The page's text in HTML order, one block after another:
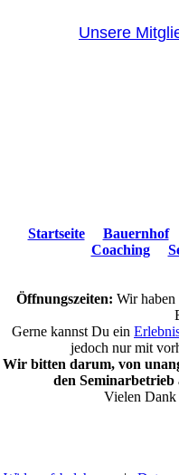
Unsere
Startseite Bauernhof
Coaching
Öffnungszeiten: Wir
Gerne kannst Du ein
jedoch nur mit
Wir bitten darum, von
den
Vielen Dank